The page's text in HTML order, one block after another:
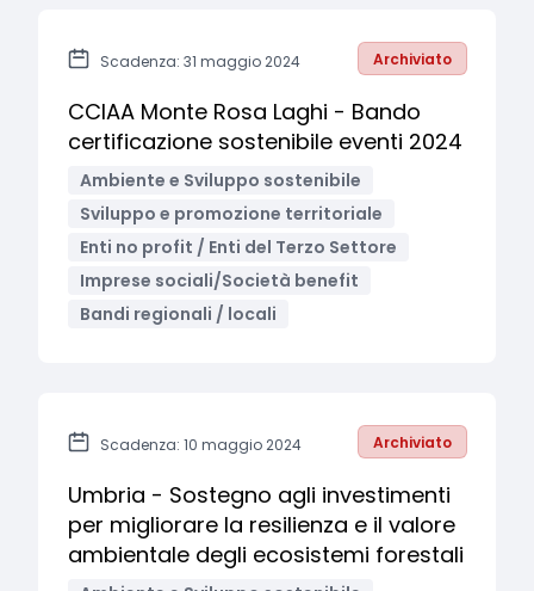
Scadenza: 31 maggio 2024 Archiviato
CCIAA Monte Rosa Laghi - Bando
certificazione sostenibile eventi 2024
Ambiente e Sviluppo sostenibile
Sviluppo e promozione territoriale
Enti no profit / Enti del Terzo Settore
Imprese sociali/Società benefit
Bandi regionali / locali
Scadenza: 10 maggio 2024 Archiviato
Umbria - Sostegno agli investimenti
per migliorare la resilienza e il valore
ambientale degli ecosistemi forestali